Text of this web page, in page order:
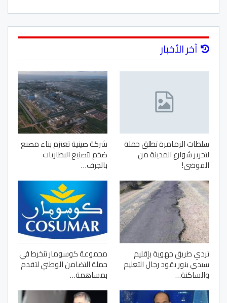
آخر الأخبار
سلطات الزمامرة تطلق حملة
لتحرير شوارع المدينة من
الفوضى!
شركة صينية تعتزم بناء مصنع
ضخم لتصنيع البطاريات
بالجرف…
تردي طريق جهوية بإقليم
سيدي بنور يقود رجال التعليم
والساكنة…
مجموعة كوسومار تنخرط في
حملة التضامن الوطني لتقدم
بمساهمة…